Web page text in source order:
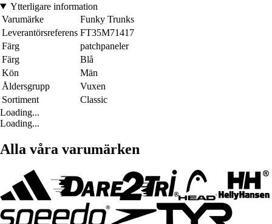
Ytterligare information
Varumärke
Funky Trunks
Leverantörsreferens FT35M71417
Färg
patchpaneler
Färg
Blå
Kön
Män
Åldersgrupp
Vuxen
Sortiment
Classic
Loading...
Loading...
Alla våra varumärken